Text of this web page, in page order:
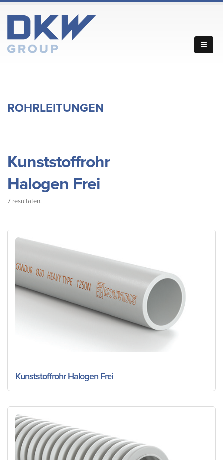
ROHRLEITUNGEN
Kunststoffrohr
Halogen Frei
7 resultaten.
Kunststoffrohr Halogen Frei